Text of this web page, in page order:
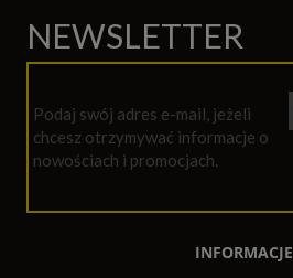
NEWSLETTER
Podaj swój adres e-mail, jeżeli
chcesz otrzymywać informacje o
nowościach i promocjach.
INFORMACJE